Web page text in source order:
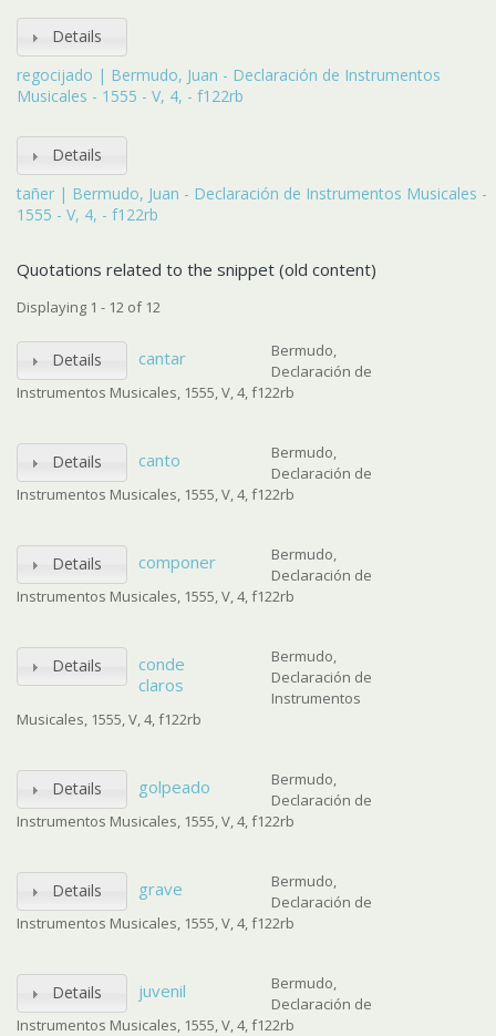
Details
regocijado | Bermudo, Juan - Declaración de Instrumentos
Musicales - 1555 - V, 4, - f122rb
Details
tañer | Bermudo, Juan - Declaración de Instrumentos Musicales -
1555 - V, 4, - f122rb
Quotations related to the snippet (old content)
Displaying 1 - 12 of 12
Details cantar
Bermudo,
Declaración de
Instrumentos Musicales, 1555, V, 4, f122rb
Details canto
Bermudo,
Declaración de
Instrumentos Musicales, 1555, V, 4, f122rb
Details componer
Bermudo,
Declaración de
Instrumentos Musicales, 1555, V, 4, f122rb
Details
conde
claros
Bermudo,
Declaración de
Instrumentos
Musicales, 1555, V, 4, f122rb
Details golpeado
Bermudo,
Declaración de
Instrumentos Musicales, 1555, V, 4, f122rb
Details grave
Bermudo,
Declaración de
Instrumentos Musicales, 1555, V, 4, f122rb
Details juvenil
Bermudo,
Declaración de
Instrumentos Musicales, 1555, V, 4, f122rb